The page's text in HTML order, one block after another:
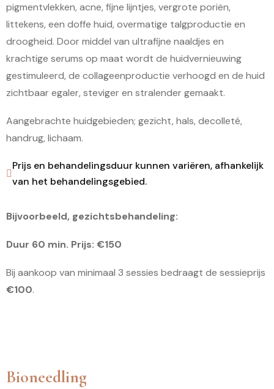
pigmentvlekken, acne, fijne lijntjes, vergrote poriën,
littekens, een doffe huid, overmatige talgproductie en
droogheid. Door middel van ultrafijne naaldjes en
krachtige serums op maat wordt de huidvernieuwing
gestimuleerd, de collageenproductie verhoogd en de huid
zichtbaar egaler, steviger en stralender gemaakt.
Aangebrachte huidgebieden; gezicht, hals, decolleté,
handrug, lichaam.
Prijs en behandelingsduur kunnen variëren, afhankelijk
van het behandelingsgebied.
Bijvoorbeeld, gezichtsbehandeling:
Duur 60 min. Prijs: €150
Bij aankoop van minimaal 3 sessies bedraagt de sessieprijs
€100.
Bioneedling